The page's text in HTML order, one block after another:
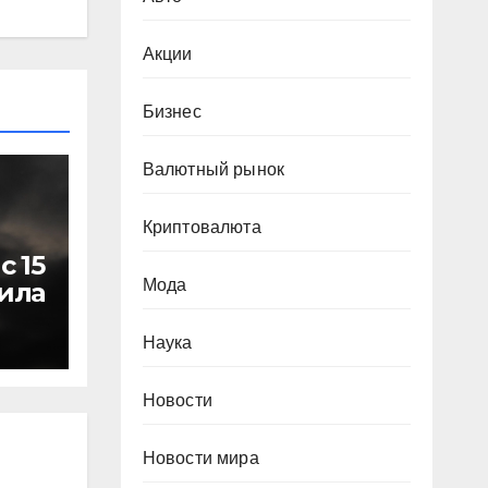
15
Акции
Бизнес
Валютный рынок
Криптовалюта
Мода
Наука
Новости
Новости мира